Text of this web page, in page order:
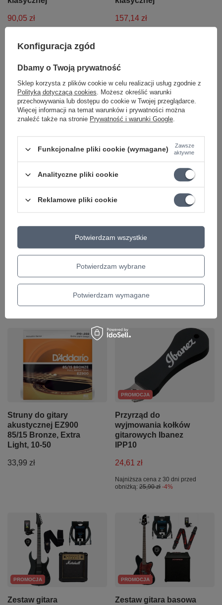
90,05 zł
obniżką:
92,83 zł -2%
157,14 zł
CHWILOWO NIEDOSTĘPNY
Kapodaster G7th
elektrycznej
Najniższa cena z 30 dni przed
obniżką:
Polecamy
Struny do gitary
akustycznej EZ900
85/15 Bronze, Extra
Light, 10-50
33,99 zł
PROMOCJA
Przyrząd do
wyjmowania kołków
gitarowych Ibanez
IPP10
24,61 zł
Najniższa cena z 30 dni przed
obniżką: 25,90 zł -4%
PROMOCJA
Zestaw gitara
PROMOCJA
Zestaw gitara basowa
Konfiguracja zgód
Dbamy o Twoją prywatność
Sklep korzysta z plików cookie w celu realizacji usług zgodnie z
Polityką dotyczącą cookies. Możesz określić warunki
przechowywania lub dostępu do cookie w Twojej przeglądarce.
Więcej informacji na temat warunków i prywatności można
znaleźć także na stronie Prywatność i warunki Google.
Funkcjonalne pliki cookie (wymagane)
Zawsze
aktywne
Analityczne pliki cookie
Reklamowe pliki cookie
Potwierdzam wybrane
Potwierdzam wymagane
Potwierdzam wszystkie